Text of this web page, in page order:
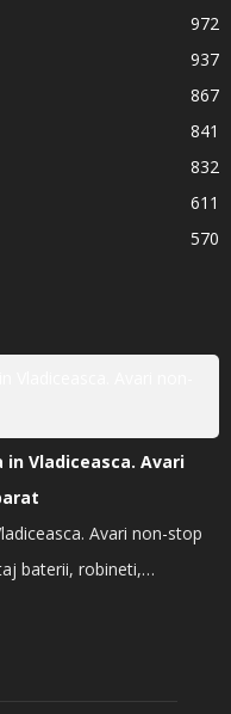
972
937
867
841
832
611
570
Vladiceasca. Avari
Avari non-stop
baterii, robineti,…